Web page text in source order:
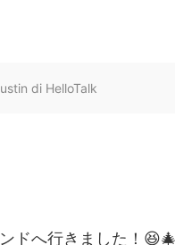
di HelloTalk
ドへ行きました！